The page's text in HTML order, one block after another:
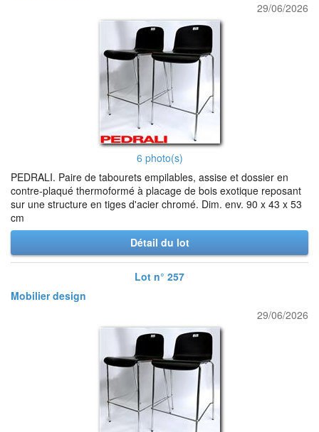
29/06/2026
6 photo(s)
PEDRALI. Paire de tabourets empilables, assise et dossier en
contre-plaqué thermoformé à placage de bois exotique reposant
sur une structure en tiges d'acier chromé. Dim. env. 90 x 43 x 53
cm
Détail du lot
Lot n° 257
Mobilier design
29/06/2026